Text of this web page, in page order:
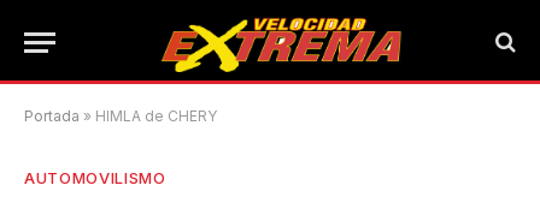
Portada » HIMLA de CHERY
AUTOMOVILISMO